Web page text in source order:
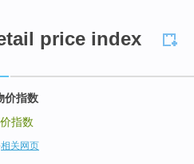
price index
价指数
指数
相关网页